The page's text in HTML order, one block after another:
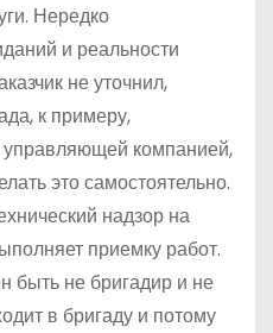
Нередко
и реальности
не уточнил,
к примеру,
компанией,
это самостоятельно.
надзор на
приемку работ.
быть не бригадир и не
в бригаду и потому